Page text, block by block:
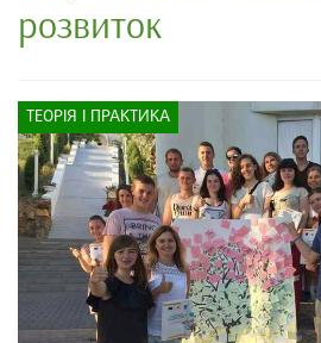
розвиток
ТЕОРІЯ І ПРАКТИКА